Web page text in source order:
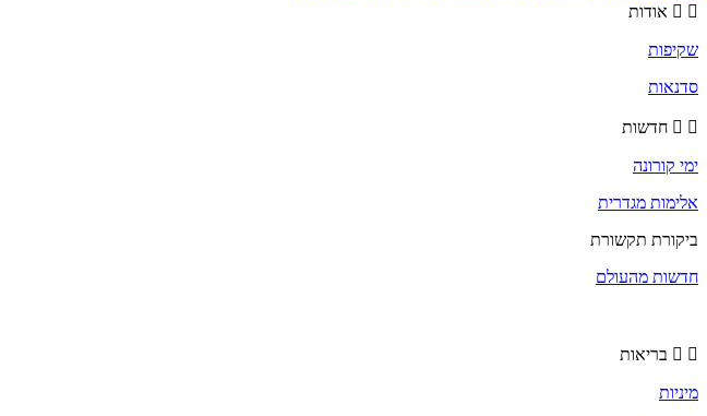
אודות
שקיפות
סדנאות
חדשות
ימי קורונה
אלימות מגדרית
ביקורת תקשורת
חדשות מהעולם
בריאות
מיניות